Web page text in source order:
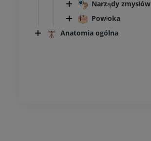
Narządy zmysłów
Powłoka
Anatomia ogólna